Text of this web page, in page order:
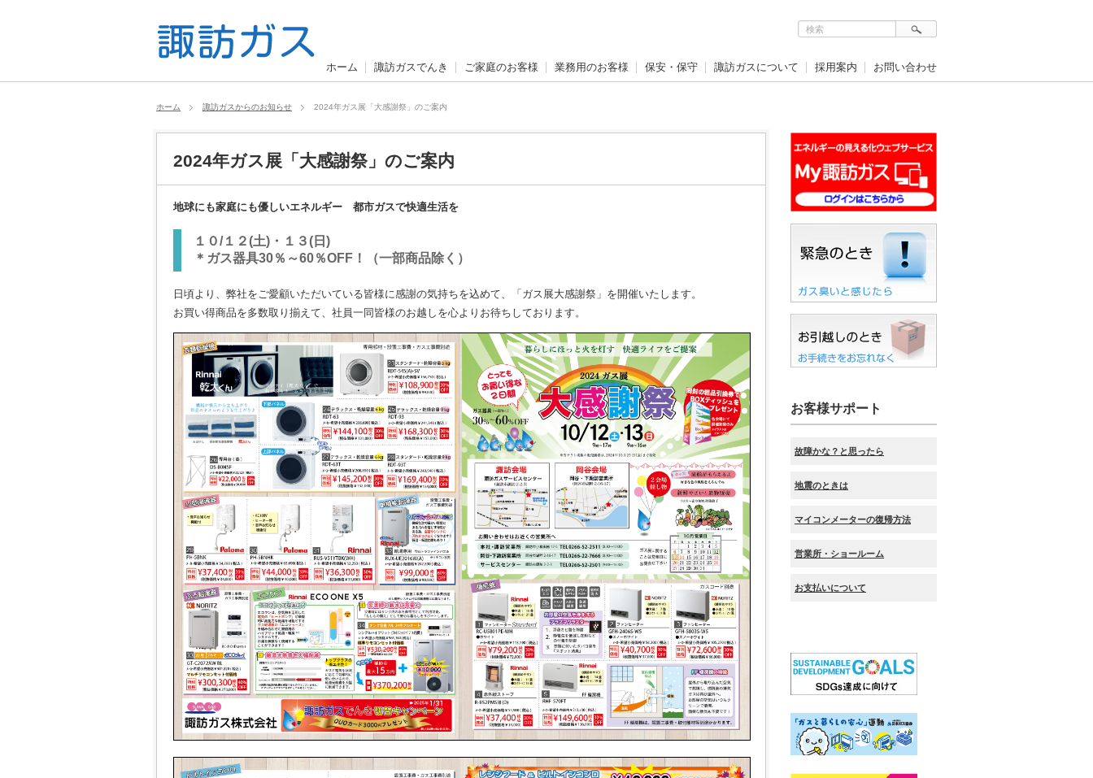
ホーム 諏訪ガスでんき ご家庭のお客様 業務用のお客様 保安・保守 諏訪ガスについて 採用案内 お問い合わせ
ホーム 諏訪ガスからのお知らせ 2024年ガス展「大感謝祭」のご案内
2024年ガス展「大感謝祭」のご案内
地球にも家庭にも優しいエネルギー 都市ガスで快適生活を
１０/１２(土)・１３(日)
＊ガス器具30％～60％OFF！（一部商品除く）
日頃より、弊社をご愛顧いただいている皆様に感謝の気持ちを込めて、「ガス展大感謝祭」を開催いたします。
お買い得商品を多数取り揃えて、社員一同皆様のお越しを心よりお待ちしております。
お客様サポート
故障かな？と思ったら
地震のときは
マイコンメーターの復帰方法
営業所・ショールーム
お支払いについて